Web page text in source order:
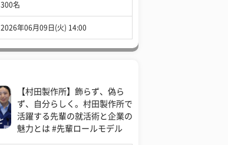
300名
2026年06月09日(火) 14:00
【村田製作所】飾らず、偽ら
ず、自分らしく。村田製作所で
活躍する先輩の就活術と企業の
魅力とは #先輩ロールモデル